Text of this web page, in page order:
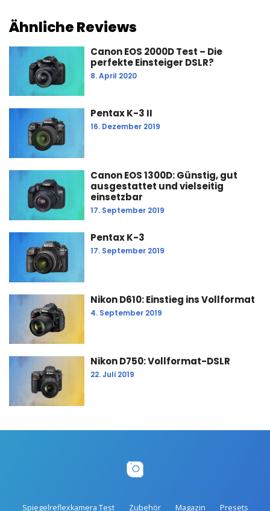
Ähnliche Reviews
Canon EOS 2000D Test – Die
perfekte Einsteiger DSLR?
8. April 2020
Pentax K-3 II
16. Dezember 2019
Canon EOS 1300D: Günstig, gut
ausgestattet und vielseitig
einsetzbar
17. September 2019
Pentax K-3
17. September 2019
Nikon D610: Einstieg ins Vollformat
4. September 2019
Nikon D750: Vollformat-DSLR
22. Juli 2019
Spiegelreflexkamera Test Zubehör Magazin Presets